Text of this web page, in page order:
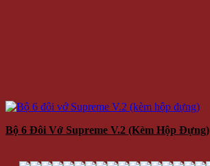
Bộ 6 Đôi Vớ Supreme V.2 (kèm Hộp Đựng)